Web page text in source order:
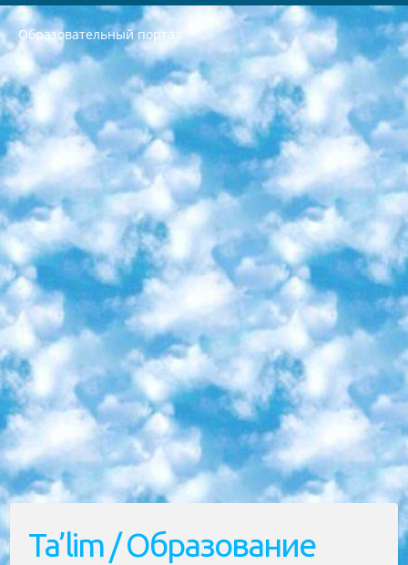
Образовательный портал
РЕСПУБЛИКА УЗБЕКИСТАН МИНИСТРЕРСТВО ДОШКОЛЬНОГО И ШКОЛЬНОГО ОБРАЗОВАНИЯ КОМАНДА в общеобразовательных учреждениях в 2023-2024 учебном году организация и проведение итоговой государственной аттестации обучающихся о Министра дошкольного и школьного образования Республики Узбекистан от 4 марта 2008 года (постановлением Минюста от 20 марта 2008 года № 1778 государственной регистрации) «Итоговое состояние учащихся общего среднего образования на основании положения об утверждении положения об аттестации общего среднего образования выпускной экзамен студентов в образовательных учреждениях в 2023-2024 учебном году В целях организации и прохождения аттестации приказываю: 1. Следующее: перечень предметов, по которым будет проводиться итоговая государственная аттестация и экзамен формы перевода согласно приложению 1; сертификаты международного образца, оценивающие уровень владения иностранными языками перечень согласно приложению 2; 2. Педагогический при специализированных образовательных учреждениях. научно-практический центр квалификации и международной оценки (Д.Давидова) 2024 г. До 25 марта: задания по предметам, по которым будет проводиться итоговая аттестация разработка и утверждение технических условий; итоговая аттестация на основании разработанного предметного задания разработка вопросов по предметам (устно и письменно), экзамен передача; общеобразовательные средние школы и специальные учебные заведения учащиеся выпускных классов школ и интернатов в агентской системе подготовка базы данных экзаменационных материалов и критериев оценки; перевод базы экзаменационных материалов на все языки обучения подать в Республиканский образовательный центр для изготовления; варианты экзаменов на основе разработанных контрольных материалов пусть будут поставлены задачи формирования. 3. Республиканский образовательный центр (Ш.Худайкулов) до 5 апреля 2024 года. до: база данных предоставленных экзаменационных материалов на все языки обучения перевод и экспертиза; для слепых, слабовидящих, глухих, слабослышащих и умственно отсталых детей учащиеся выпускных классов специализированных школ и школ-интернатов база данных экзаменационных материалов на всех преподаваемых языках подготовка критериев оценки; специализированные школы для умственно отсталых детей и технологии для учащихся выпускных классов школ-интернатов разработка соответствующих рекомендаций и критериев проведения ЕГЭ по естествознанию давать задания. 4. Педагогический при специализированных образовательных учреждениях. Научно-практический центр навыков и международной оценки (Д.Давидова), Республика образовательный центр (Худайкулов Ш.) итоговый государственный аттестационный экзамен ориентирован на творческое и логическое мышление при подготовке базы материалов учитывать введение заданий. 5. Следует отметить, что: сертификат государственного образца о знании общеобразовательного предмета и как минимум национальный уровень B1 по предметам на иностранных языках, указанным в Приложении 2. или международно признанный сертификат эквивалентного уровня студенты, изучающие определенный предмет, освобождаются от экзамена; по соответствующим предметам запланирована итоговая государственная аттестация за день до дня, путем жеребьевки Рабочей группой (в письменной форме по предметам, проводимым в форме) из числа сформированных вариантов выбрано 2 варианта; 2 выбранных варианта экзамена анонсированы на официальном сайте министерства и все выпускники по всей стране на основе этих вариантов проводит итоговую государственную аттестацию. 6. Государственное образование учащихся средних общеобразовательных учреждений. знания в соответствии с квалификационными требованиями, которые необходимо приобрести на основании стандартов итоговый (выпускной) контроль для 9 и 11 классов в целях тестирования Экзамены (далее – экзамены) состоят из предметов, перечисленных в приложении 1. будет сделано. 7. Экзамены пройдут с 26 мая по 15 июня 2024 г. (кроме науки физического воспитания). 8. Физическая для учащихся 9 классов общесредних образовательных учреждений. Экзамены по предмету «Образование, квалификация медицина» 1-6 мая 2024 года. сотрудники перевести под присмотр (с отклонениями в физическом или умственном развитии) специализированная школа для детей, школы-интернаты и со сколиозом школы-интернаты санаторного типа для больных детей исключены). 9. Он был слепым, слабовидящим и имел нарушения опорно-двигательного аппарата. экзамены в специализированных школах и интернатах для детей должны проводиться исходя из требований, предъявляемых к общеобразовательным учреждениям (физкультура кроме науки). 10. Специализированная школа для глухих и слабослышащих детей. и экзамены в интернатах и быть реализован в виде письменного теста по математике. 11. Специальность для умственно отсталых детей. Для 9 класса Родной язык и литературное письмо Государственный язык (язык обучения – узбекский). для неклассов) написано Математическое письмо Письменная/устная история Узбекистана Физическое воспитание практично Итоговый контроль Для 11 класса Написание родного языка и литературы (эссе) Математическое письмо Узбекский язык (обучение на узбекском языке) не посещающее общее среднее образование для учреждений)/Образовательное учреждение выбор письменный и устный Иностранный язык письменный/устный Письменная/устная история Узбекистана *По выбору студента:  Химия  Физика  Основы государственного права  География 10 бесплатных образовательных ресурсов - Мы составили подборку онлайн-проектов с интерактивными упражнениями, видеолекциями и статьями. Они помогут вам обрести новые и освежить старые знания бесплатно. 1. «ИНТУИТ» Старейшая образовательная площадка Рунета. Здесь вы найдёте сотни текстовых и видеокурсов на десятки различных тем — от программирования до психологии. Многие курсы подготовлены российскими университетами и крупными международными компаниями вроде Intel и Microsoft. Самостоятельное обучение бесплатное, но желающие могут оплатить услуги персональных наставников. 2. «Смартия» знакомит с актуальными профессиями и подсказывает, как им обучаться. Выбрав заинтересовавшую вас специальность — SMM-специалист, фотограф, веб-дизайнер или другую, — увидите список необходимых для неё умений. Чтобы вы могли освоить их самостоятельно, для каждого умения площадка отображает подборку ссылок на учебные материалы. Хотя «Смартия» ориентируется на русскоязычную аудиторию, часть контента всё же доступна только на английском. 3. «Лекторий Физтеха» Проект Московского физико-технического института (Физтеха). С его помощью вы можете смотреть онлайн серии лекций, записанные на видео в этом вузе. В числе доступных предметов — физика, биология, химия, информационные технологии и другие. К некоторым лекциям администрация ресурса прилагает готовые конспекты, которые можно скачивать в PDF-формате. 4. ITMOcourses Онлайн-площадка Санкт-Петербургского национального исследовательского университета информационных технологий, механики и оптики (ИТМО). Ресурс предоставляет свободный доступ к курсам, разработанным в этом вузе. Каталог материалов разбит на четыре категории: «Оптические системы и технологии», «Приборостроение и робототехника», «Информационные технологии» и «Биотехнологии». Курсы состоят из видеолекций, интерактивных демонстраций и заданий. 5. «КиберЛенинка» Электронная научная библиотека открытого доступа. Каталог площадки регулярно обрастает текстами статей из различных научных изданий. Сгруппированные по журналам и рубрикам публикации можно читать онлайн или скачивать целиком в PDF-формате. Проект нацелен на популяризацию науки за счёт открытого доступа к качественной информации. 6. «ПостНаука» На этом ресурсе публикуют подборки видеолекций, составленные экспертами из разных отраслей и объединённые общими темами. Среди них, к примеру, есть серии «Биоинформатика и геномика», «Культура средневековой Скандинавии» и Cinema Studies о теории кино. Каждая подборка лекций — логически связанная история, рассказанная экспертом от первого лица. Кроме того, на сайте появляются научно-образовательные статьи и тесты на разные темы. 7. «Newочём» Команда проекта «Newочём» отбирает самые интересные тексты из англоязычных СМИ и переводит те из них, за которые голосуют участники сообщества «ВКонтакте». По большей части это научно-популярные статьи. Редакторы придумывают лишь заголовки, в остальном содержание переводов соответствует оригиналам. Полные тексты можно читать прямо в социальной сети. 8. InternetUrok Онлайн-база материалов по основным дисциплинам школьной программы. Информация на сайте структурирована по классам, предметам и темам (урокам). Каждый урок состоит из видеолекций и конспектов. Есть также интерактивные тренажёры и тесты для закрепления пройденного материала. Даже если вы давно окончили школу, возможность повторить программу старших классов всегда может пригодиться. 9. Edutainme Ещё один ресурс об образовании. В отличие от Newtonew, как мне кажется, Edutainme больше ориентируется на представителей индустрии: педагогов, предпринимателей, разработчиков образовательных проектов. Но и любой, кто просто стремится к саморазвитию, найдёт на сайте много полезного и интересного для себя. Например, информацию о новых курсах и образовательных сервисах. 10. Newtonew Онлайн-медиа об образовании и обучении в широком смысле. Авторы Newtonew пишут об инструментах, заведениях, тактиках и стратегиях, которые помогают учить других и получать новые знания самостоятельно. На этой площадке вы найдёте новости, обзоры, аналитические мат
Ta’lim / Образование